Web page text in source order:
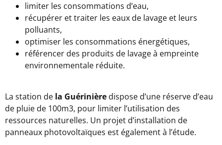
limiter les consommations d’eau,
récupérer et traiter les eaux de lavage et leurs
polluants,
optimiser les consommations énergétiques,
référencer des produits de lavage à empreinte
environnementale réduite.
La station de la Guérinière dispose d’une réserve d’eau
de pluie de 100m3, pour limiter l’utilisation des
ressources naturelles. Un projet d’installation de
panneaux photovoltaïques est également à l’étude.